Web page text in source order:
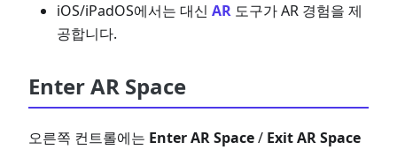
iOS/iPadOS에서는 대신 AR 도구가 AR 경험을 제
공합니다.
Enter AR Space
오른쪽 컨트롤에는 Enter AR Space/ Exit AR Space